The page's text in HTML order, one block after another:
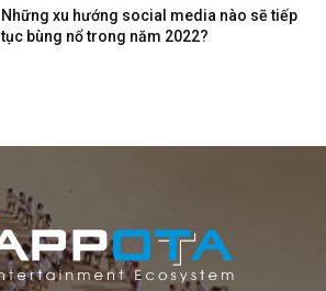
Những xu hướng social media nào sẽ tiếp
tục bùng nổ trong năm 2022?